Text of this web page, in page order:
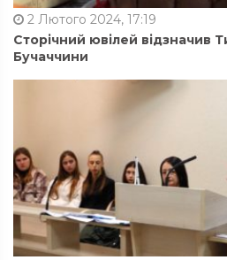
2 Лютого 2024, 17:19
Сторічний ювілей відзначив
Бучаччини